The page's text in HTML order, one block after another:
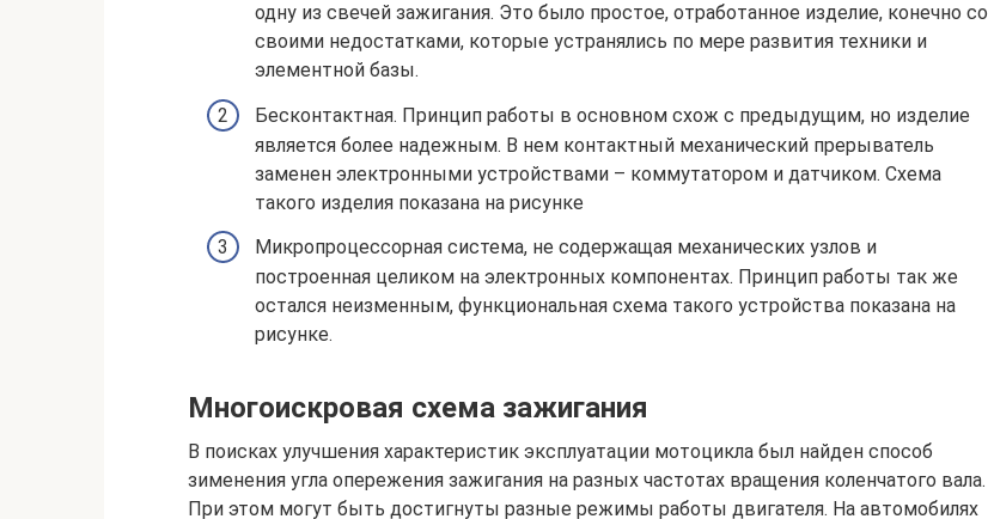
одну из свечей зажигания. Это было простое, отработанное изделие, конечно со
своими недостатками, которые устранялись по мере развития техники и
элементной базы.
Бесконтактная. Принцип работы в основном схож с предыдущим, но изделие
является более надежным. В нем контактный механический прерыватель
заменен электронными устройствами – коммутатором и датчиком. Схема
такого изделия показана на рисунке
Микропроцессорная система, не содержащая механических узлов и
построенная целиком на электронных компонентах. Принцип работы так же
остался неизменным, функциональная схема такого устройства показана на
рисунке.
Многоискровая схема зажигания
В поисках улучшения характеристик эксплуатации мотоцикла был найден способ
зименения угла опережения зажигания на разных частотах вращения коленчатого вала.
При этом могут быть достигнуты разные режимы работы двигателя. На автомобилях